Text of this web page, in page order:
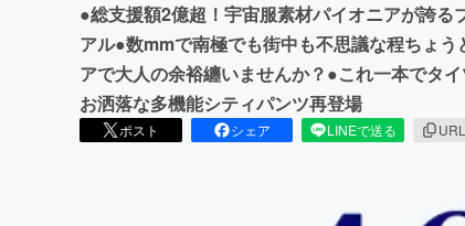
●総支援額2億超！宇宙服素材パイオニアが誇
アル●数mmで南極でも街中も不思議な程ちょ
アで大人の余裕纏いませんか？●これ一本でタ
お洒落な多機能シティパンツ再登場
ポスト シェア LINEで送る